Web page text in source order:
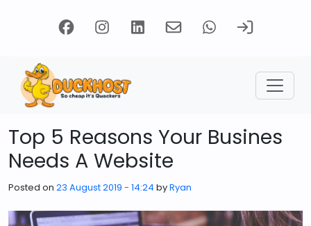
Top 5 Reasons Your Busines
Needs A Website
Posted on 23 August 2019 - 14:24 byRyan